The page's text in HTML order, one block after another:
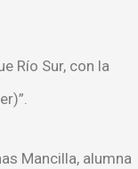
Río Sur, con la
Mancilla, alumna